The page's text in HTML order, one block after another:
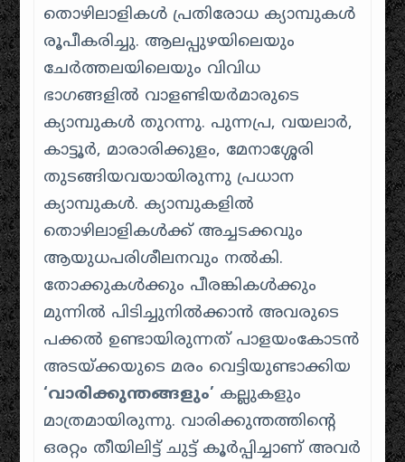
തൊഴിലാളികൾ പ്രതിരോധ ക്യാമ്പുകൾ
രൂപീകരിച്ചു. ആലപ്പുഴയിലെയും
ചേർത്തലയിലെയും വിവിധ
ഭാഗങ്ങളിൽ വാളണ്ടിയർമാരുടെ
ക്യാമ്പുകൾ തുറന്നു. പുന്നപ്ര, വയലാർ,
കാട്ടൂർ, മാരാരിക്കുളം, മേനാശ്ശേരി
തുടങ്ങിയവയായിരുന്നു പ്രധാന
ക്യാമ്പുകൾ. ക്യാമ്പുകളിൽ
തൊഴിലാളികൾക്ക് അച്ചടക്കവും
ആയുധപരിശീലനവും നൽകി.
തോക്കുകൾക്കും പീരങ്കികൾക്കും
മുന്നിൽ പിടിച്ചുനിൽക്കാൻ അവരുടെ
പക്കൽ ഉണ്ടായിരുന്നത് പാളയംകോടൻ
അടയ്ക്കയുടെ മരം വെട്ടിയുണ്ടാക്കിയ
‘വാരിക്കുന്തങ്ങളും’ കല്ലുകളും
മാത്രമായിരുന്നു. വാരിക്കുന്തത്തിന്റെ
ഒരറ്റം തീയിലിട്ട് ചുട്ട് കൂർപ്പിച്ചാണ് അവർ